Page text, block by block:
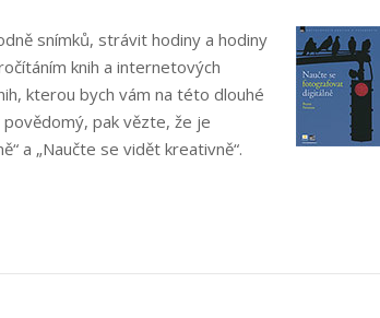
snímků, strávit hodiny a hodiny
knih a internetových
kterou bych vám na této dlouhé
pak vězte, že je
a „Naučte se vidět kreativně“.